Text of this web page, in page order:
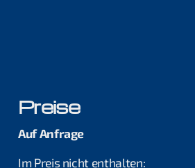
Preise
Auf Anfrage
Im Preis nicht enthalten: